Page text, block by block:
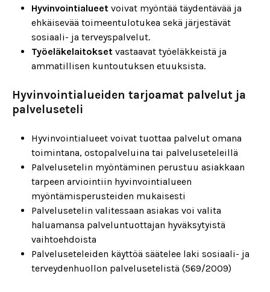
Hyvinvointialueet voivat myöntää täydentävää ja
ehkäisevää toimeentulotukea sekä järjestävät
sosiaali- ja terveyspalvelut.
Työeläkelaitokset vastaavat työeläkkeistä ja
ammatillisen kuntoutuksen etuuksista.
Hyvinvointialueiden tarjoamat palvelut ja
palveluseteli
Hyvinvointialueet voivat tuottaa palvelut omana
toimintana, ostopalveluina tai palveluseteleillä
Palvelusetelin myöntäminen perustuu asiakkaan
tarpeen arviointiin hyvinvointialueen
myöntämisperusteiden mukaisesti
Palvelusetelin valitessaan asiakas voi valita
haluamansa palveluntuottajan hyväksytyistä
vaihtoehdoista
Palveluseteleiden käyttöä säätelee laki sosiaali- ja
terveydenhuollon palvelusetelistä (569/2009)